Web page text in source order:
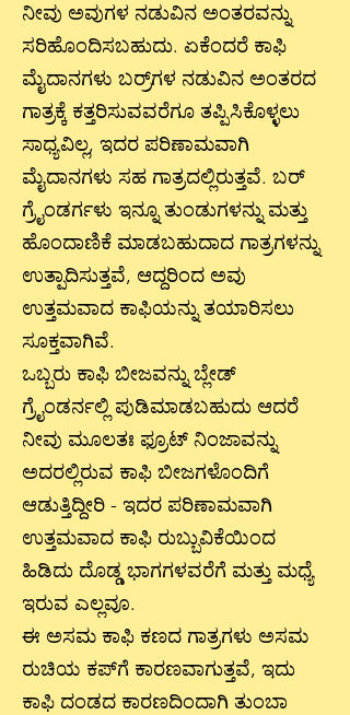
ನೀವು ಅವುಗಳ ನಡುವಿನ ಅಂತರವನ್ನು
ಸರಿಹೊಂದಿಸಬಹುದು. ಏಕೆಂದರೆ ಕಾಫಿ
ಮೈದಾನಗಳು ಬರ್ರ್‌ಗಳ ನಡುವಿನ ಅಂತರದ
ಗಾತ್ರಕ್ಕೆ ಕತ್ತರಿಸುವವರೆಗೂ ತಪ್ಪಿಸಿಕೊಳ್ಳಲು
ಸಾಧ್ಯವಿಲ್ಲ, ಇದರ ಪರಿಣಾಮವಾಗಿ
ಮೈದಾನಗಳು ಸಹ ಗಾತ್ರದಲ್ಲಿರುತ್ತವೆ. ಬರ್
ಗ್ರೈಂಡರ್ಗಳು ಇನ್ನೂ ತುಂಡುಗಳನ್ನು ಮತ್ತು
ಹೊಂದಾಣಿಕೆ ಮಾಡಬಹುದಾದ ಗಾತ್ರಗಳನ್ನು
ಉತ್ಪಾದಿಸುತ್ತವೆ, ಆದ್ದರಿಂದ ಅವು
ಉತ್ತಮವಾದ ಕಾಫಿಯನ್ನು ತಯಾರಿಸಲು
ಸೂಕ್ತವಾಗಿವೆ.
ಒಬ್ಬರು ಕಾಫಿ ಬೀಜವನ್ನು ಬ್ಲೇಡ್
ಗ್ರೈಂಡರ್ನಲ್ಲಿ ಪುಡಿಮಾಡಬಹುದು ಆದರೆ
ನೀವು ಮೂಲತಃ ಫ್ರೂಟ್ ನಿಂಜಾವನ್ನು
ಅದರಲ್ಲಿರುವ ಕಾಫಿ ಬೀಜಗಳೊಂದಿಗೆ
ಆಡುತ್ತಿದ್ದೀರಿ - ಇದರ ಪರಿಣಾಮವಾಗಿ
ಉತ್ತಮವಾದ ಕಾಫಿ ರುಬ್ಬುವಿಕೆಯಿಂದ
ಹಿಡಿದು ದೊಡ್ಡ ಭಾಗಗಳವರೆಗೆ ಮತ್ತು ಮಧ್ಯೆ
ಇರುವ ಎಲ್ಲವೂ.
ಈ ಅಸಮ ಕಾಫಿ ಕಣದ ಗಾತ್ರಗಳು ಅಸಮ
ರುಚಿಯ ಕಪ್‌ಗೆ ಕಾರಣವಾಗುತ್ತವೆ, ಇದು
ಕಾಫಿ ದಂಡದ ಕಾರಣದಿಂದಾಗಿ ತುಂಬಾ